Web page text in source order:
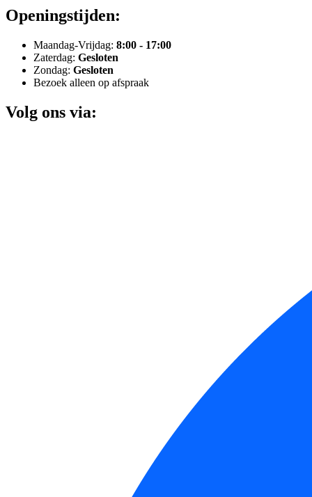
Openingstijden:
Maandag-Vrijdag: 8:00 - 17:00
Zaterdag: Gesloten
Zondag: Gesloten
Bezoek alleen op afspraak
Volg ons via: